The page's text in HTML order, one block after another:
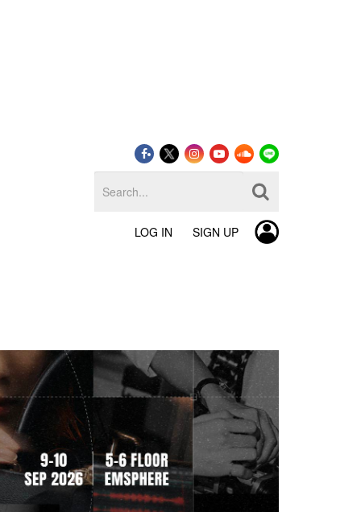
LOG IN SIGN UP